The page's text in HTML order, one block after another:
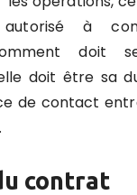
à
doit
doit être sa
de contact
contrat